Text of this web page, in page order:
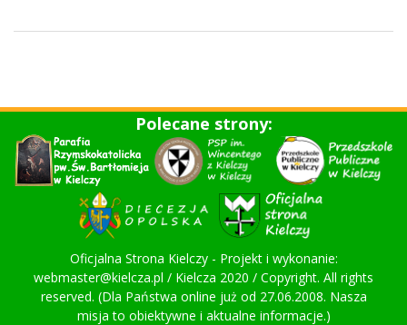
Polecane strony:
Oficjalna Strona Kielczy - Projekt i wykonanie:
webmaster@kielcza.pl / Kielcza 2020 / Copyright. All rights
reserved. (Dla Państwa online już od 27.06.2008. Nasza
misja to obiektywne i aktualne informacje.)